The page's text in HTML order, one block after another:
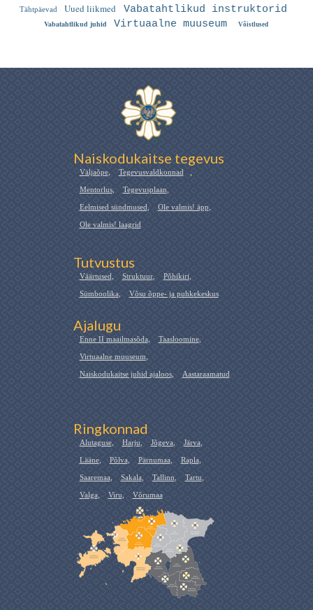
Tähtpäevad Uued liikmed Vabatahtlikud instruktorid
Vabatahtlikud juhid Virtuaalne muuseum Võistlused
Naiskodukaitse tegevus
Väljaõpe, Tegevusvaldkonnad ,
Mentorlus, Tegevusplaan,
Eelmised sündmused, Ole valmis! äpp,
Ole valmis! laagrid
Tutvustus
Väärtused, Struktuur, Põhikiri,
Sümboolika, Võsu õppe- ja puhkekeskus
Ajalugu
Enne II maailmasõda, Taasloomine,
Virtuaalne muuseum,
Naiskodukaitse juhid ajaloos, Aastaraamatud
Ringkonnad
Alutaguse, Harju, Jõgeva, Järva,
Lääne, Põlva, Pärnumaa, Rapla,
Saaremaa, Sakala, Tallinn, Tartu,
Valga, Viru, Võrumaa